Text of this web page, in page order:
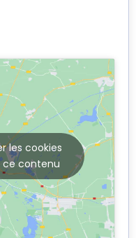
les cookies
contenu